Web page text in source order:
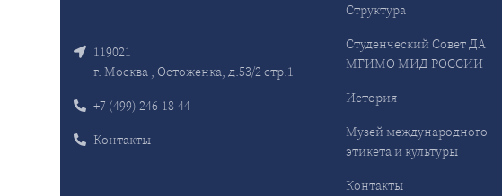
119021
г. Москва , Остоженка, д.53/2 стр.1
+7 (499) 246-18-44
Контакты
Структура
Студенческий Совет ДА
МГИМО МИД РОССИИ
История
Музей международного
этикета и культуры
Контакты